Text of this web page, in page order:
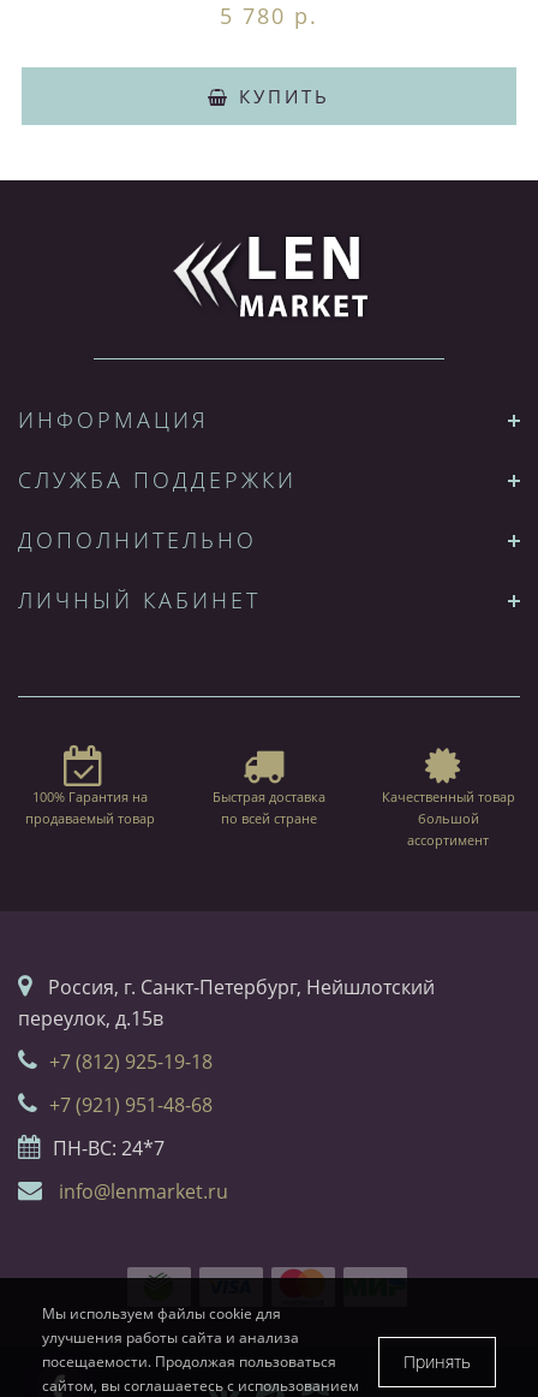
5 780 р.
КУПИТЬ
ИНФОРМАЦИЯ
СЛУЖБА ПОДДЕРЖКИ
ДОПОЛНИТЕЛЬНО
ЛИЧНЫЙ КАБИНЕТ
100% Гарантия на
продаваемый товар
Быстрая доставка
по всей стране
Качественный товар
большой
ассортимент
Россия, г. Санкт-Петербург, Нейшлотский
переулок, д.15в
+7 (812) 925-19-18
+7 (921) 951-48-68
ПН-ВС: 24*7
info@lenmarket.ru
Мы используем файлы cookie для
улучшения работы сайта и анализа
посещаемости. Продолжая пользоваться
сайтом, вы соглашаетесь с использованием
Принять